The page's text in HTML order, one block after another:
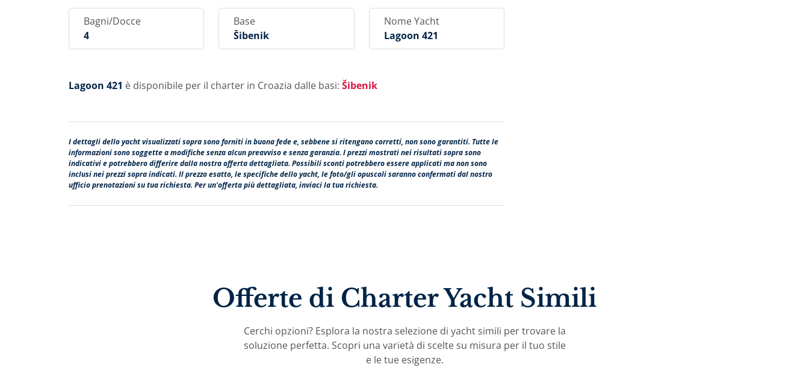
Bagni/Docce
4
Base
Šibenik
Nome Yacht
Lagoon 421
Lagoon 421 è disponibile per il charter in Croazia dalle basi: Šibenik
I dettagli dello yacht visualizzati sopra sono forniti in buona fede e, sebbene si ritengano corretti, non sono garantiti. Tutte le
informazioni sono soggette a modifiche senza alcun preavviso e senza garanzia. I prezzi mostrati nei risultati sopra sono
indicativi e potrebbero differire dalla nostra offerta dettagliata. Possibili sconti potrebbero essere applicati ma non sono
inclusi nei prezzi sopra indicati. Il prezzo esatto, le specifiche dello yacht, le foto/gli opuscoli saranno confermati dal nostro
ufficio prenotazioni su tua richiesta. Per un'offerta più dettagliata, inviaci la tua richiesta.
Offerte di Charter Yacht Simili
Cerchi opzioni? Esplora la nostra selezione di yacht simili per trovare la
soluzione perfetta. Scopri una varietà di scelte su misura per il tuo stile
e le tue esigenze.